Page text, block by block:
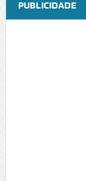
PUBLICIDADE